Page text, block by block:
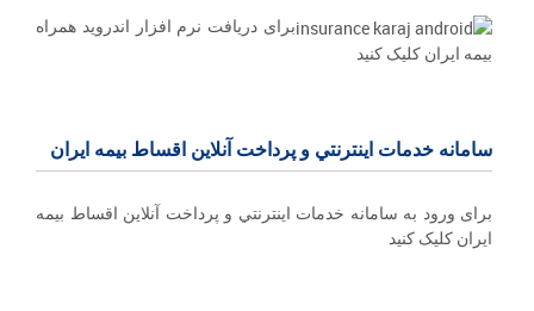
برای دریافت نرم افزار اندروید همراه
بیمه ایران کلیک کنید
سامانه خدمات اينترنتي و پرداخت آنلاین اقساط بيمه ايران
برای ورود به سامانه خدمات اينترنتي و پرداخت آنلاین اقساط بيمه
ايران کلیک کنید